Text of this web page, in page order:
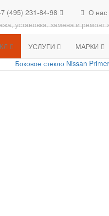
(495) 231-84-98 О нас
установка, замена и ремонт
УСЛУГИ МАРКИ
ПРОДАЖА АВТОСТЁКЛ